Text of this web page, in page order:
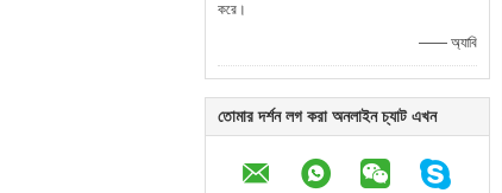
করে।
—— অ্যাবি
তোমার দর্শন লগ করা অনলাইন চ্যাট এখন